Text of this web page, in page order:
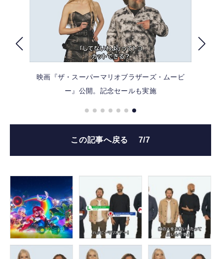
カルチャー
公式ストア
映画『ザ・スーパーマリオブラザーズ・ムービ
ー』公開。記念セールも実施
この記事へ戻る 7/7